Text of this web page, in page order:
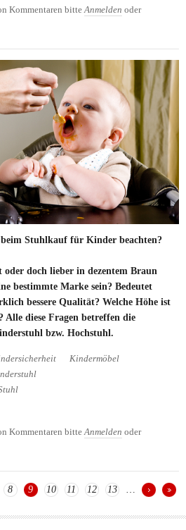
Kommentaren bitteAnmelden oder
beim Stuhlkauf für Kinder beachten?
doch lieber in dezentem Braun
bestimmte Marke sein? Bedeutet
bessere Qualität? Welche Höhe ist
Alle diese Fragen betreffen die
bzw. Hochstuhl.
Kindermöbel
muss man beim Stuhlkauf für Kinder
Kommentaren bitte Anmelden oder
8 9 10 11 12 13